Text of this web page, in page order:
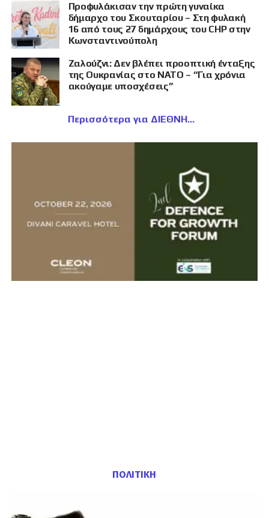
Προφυλάκισαν την πρώτη γυναίκα
δήμαρχο του Σκουταρίου – Στη φυλακή
16 από τους 27 δημάρχους του CHP στην
Κωνσταντινούπολη
Ζαλούζνι: Δεν βλέπει προοπτική ένταξης
της Ουκρανίας στο ΝΑΤΟ – “Για χρόνια
ακούγαμε υποσχέσεις”
Περισσότερα για ΔΙΕΘΝΗ
ΠΟΛΙΤΙΚΗ